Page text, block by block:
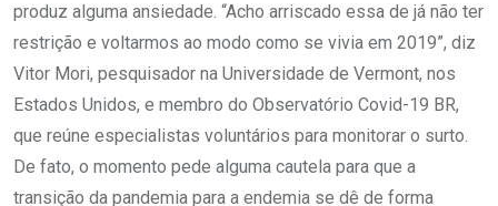
produz alguma ansiedade. “Acho arriscado essa de já não ter
restrição e voltarmos ao modo como se vivia em 2019”, diz
Vitor Mori, pesquisador na Universidade de Vermont, nos
Estados Unidos, e membro do Observatório Covid-19 BR,
que reúne especialistas voluntários para monitorar o surto.
De fato, o momento pede alguma cautela para que a
transição da pandemia para a endemia se dê de forma